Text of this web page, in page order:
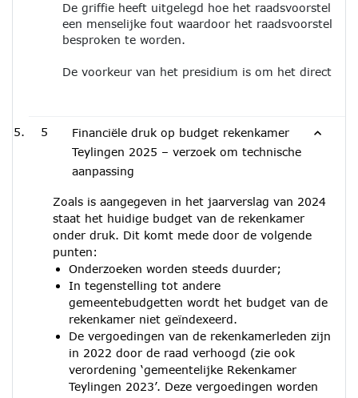
De griffie heeft uitgelegd hoe het raadsvoorstel
een menselijke fout waardoor het raadsvoorstel
besproken te worden.
De voorkeur van het presidium is om het direct in
5
Financiële druk op budget rekenkamer
Teylingen 2025 – verzoek om technische
aanpassing
Zoals is aangegeven in het jaarverslag van 2024
staat het huidige budget van de rekenkamer
onder druk. Dit komt mede door de volgende
punten:
Onderzoeken worden steeds duurder;
In tegenstelling tot andere
gemeentebudgetten wordt het budget van de
rekenkamer niet geïndexeerd.
De vergoedingen van de rekenkamerleden zijn
in 2022 door de raad verhoogd (zie ook
verordening ‘gemeentelijke Rekenkamer
Teylingen 2023’. Deze vergoedingen worden